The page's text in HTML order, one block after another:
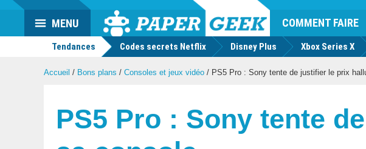
Actu
geek
COMMENT FAIRE
MENU
Tendances Codes secrets Netflix Disney Plus Xbox Series X
Accueil / Bons plans / Consoles et jeux vidéo / PS5 Pro : Sony tente de justifier le prix
PS5 Pro : Sony tente